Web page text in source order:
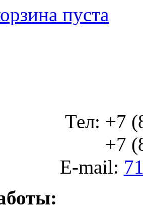
пуста
Тел: +7
+7
E-mail: